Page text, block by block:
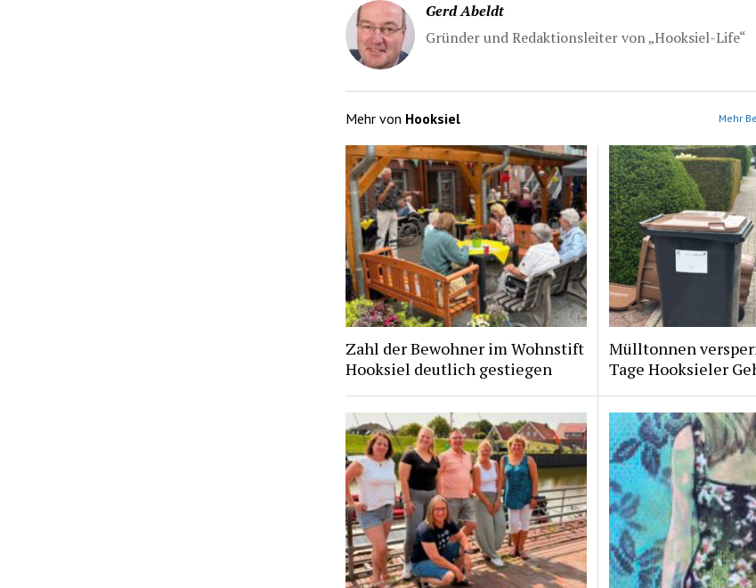
Gerd Abeldt
Gründer und Redaktionsleiter von „Hooksiel-Life“
Mehr von Hooksiel Mehr
Zahl der Bewohner im Wohnstift
Hooksiel deutlich gestiegen
Mülltonnen
Tage Hooksieler